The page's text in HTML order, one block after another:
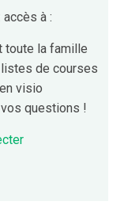
accès à :
toute la famille
de courses
visio
questions !